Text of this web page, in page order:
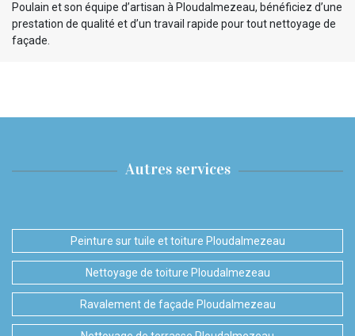
Poulain et son équipe d’artisan à Ploudalmezeau, bénéficiez d’une
prestation de qualité et d’un travail rapide pour tout nettoyage de
façade.
Autres services
Peinture sur tuile et toiture Ploudalmezeau
Nettoyage de toiture Ploudalmezeau
Ravalement de façade Ploudalmezeau